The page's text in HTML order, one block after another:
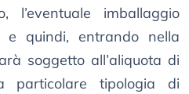
l’eventuale imballaggio
e quindi, entrando nella
soggetto all’aliquota di
particolare tipologia di